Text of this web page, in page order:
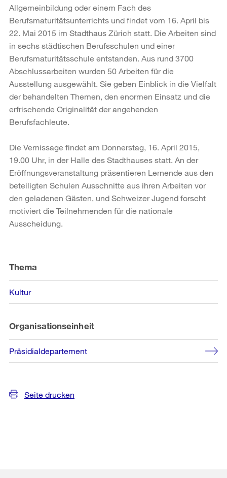
Allgemeinbildung oder einem Fach des
Berufsmaturitätsunterrichts und findet vom 16. April bis
22. Mai 2015 im Stadthaus Zürich statt. Die Arbeiten sind
in sechs städtischen Berufsschulen und einer
Berufsmaturitätsschule entstanden. Aus rund 3700
Abschlussarbeiten wurden 50 Arbeiten für die
Ausstellung ausgewählt. Sie geben Einblick in die Vielfalt
der behandelten Themen, den enormen Einsatz und die
erfrischende Originalität der angehenden
Berufsfachleute.
Die Vernissage findet am Donnerstag, 16. April 2015,
19.00 Uhr, in der Halle des Stadthauses statt. An der
Eröffnungsveranstaltung präsentieren Lernende aus den
beteiligten Schulen Ausschnitte aus ihren Arbeiten vor
den geladenen Gästen, und Schweizer Jugend forscht
motiviert die Teilnehmenden für die nationale
Ausscheidung.
Informationen
Thema
Kultur
Organisationseinheit
Präsidialdepartement
Seite drucken